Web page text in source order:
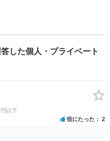
動を目指しま
方はぜひご相談
した個人・プライベート
以下
役にたった 2